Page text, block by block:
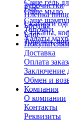
Саше гель
Саше мыло
Саше
Тапочки
Халаты
Зубочистки
Пленка
Скатерти
Стаканы,
Тарелки,
Еще
Бренды
Блог
Покупателям
Доставка
Оплата
Заключение
Обмен и
Компания
О компании
Контакты
Реквизиты